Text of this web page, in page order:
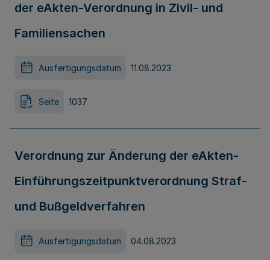
der eAkten-Verordnung in Zivil- und
Familiensachen
Ausfertigungsdatum 11.08.2023
Seite 1037
Verordnung zur Änderung der eAkten-
Einführungszeitpunktverordnung Straf-
und Bußgeldverfahren
Ausfertigungsdatum 04.08.2023